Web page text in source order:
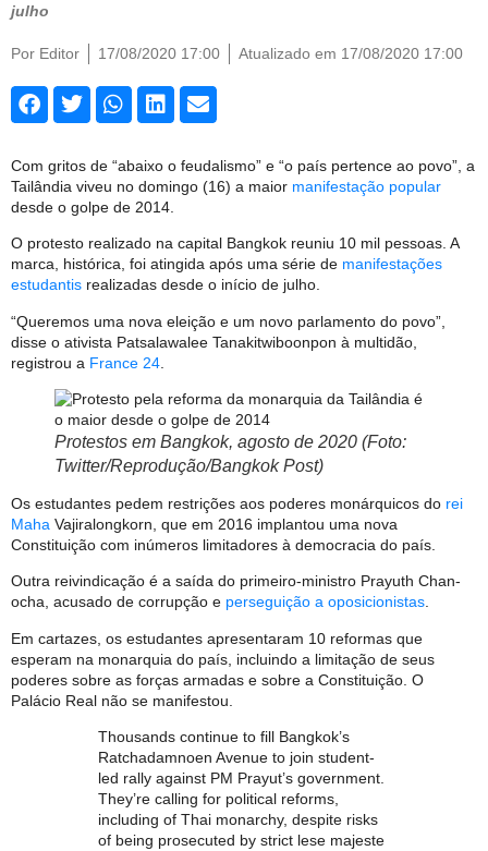
julho
Por Editor 17/08/2020 17:00 Atualizado em 17/08/2020 17:00
Com gritos de “abaixo o feudalismo” e “o país pertence ao povo”, a
Tailândia viveu no domingo (16) a maior manifestação popular
desde o golpe de 2014.
O protesto realizado na capital Bangkok reuniu 10 mil pessoas. A
marca, histórica, foi atingida após uma série de manifestações
estudantis realizadas desde o início de julho.
“Queremos uma nova eleição e um novo parlamento do povo”,
disse o ativista Patsalawalee Tanakitwiboonpon à multidão,
registrou a France 24
Protestos em Bangkok, agosto de 2020 (Foto:
Twitter/Reprodução/Bangkok Post)
Os estudantes pedem restrições aos poderes monárquicos do rei
Maha Vajiralongkorn, que em 2016 implantou uma nova
Constituição com inúmeros limitadores à democracia do país.
Outra reivindicação é a saída do primeiro-ministro Prayuth Chan-
ocha, acusado de corrupção e perseguição a oposicionistas.
Em cartazes, os estudantes apresentaram 10 reformas que
esperam na monarquia do país, incluindo a limitação de seus
poderes sobre as forças armadas e sobre a Constituição. O
Palácio Real não se manifestou.
Thousands continue to fill Bangkok’s
Ratchadamnoen Avenue to join student-
led rally against PM Prayut’s government.
They’re calling for political reforms,
including of Thai monarchy, despite risks
of being prosecuted by strict lese majeste